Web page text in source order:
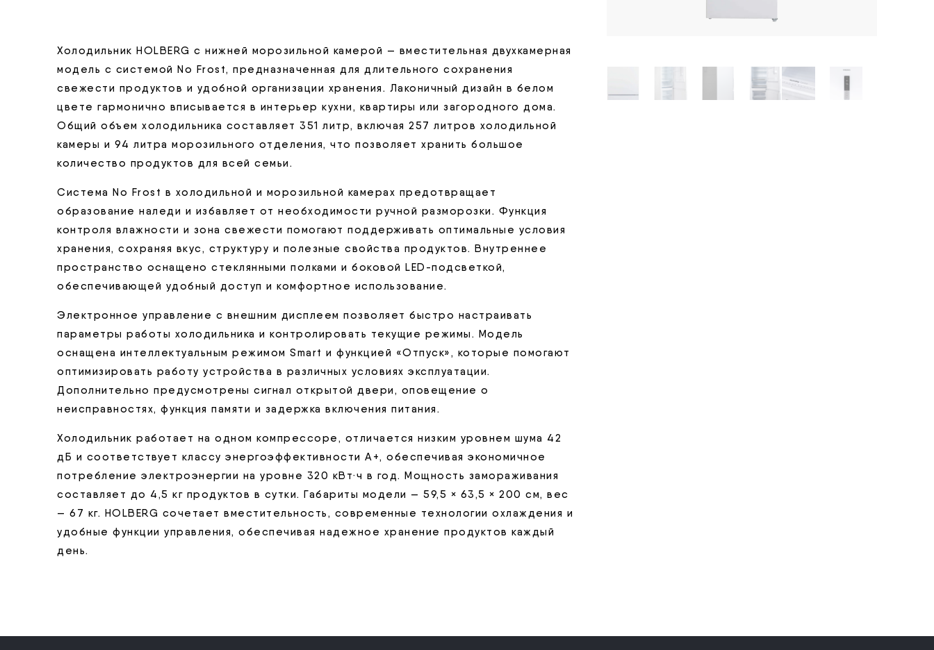
Холодильник HOLBERG с нижней морозильной камерой — вместительная двухкамерная
модель с системой No Frost, предназначенная для длительного сохранения
свежести продуктов и удобной организации хранения. Лаконичный дизайн в белом
цвете гармонично вписывается в интерьер кухни, квартиры или загородного дома.
Общий объем холодильника составляет 351 литр, включая 257 литров холодильной
камеры и 94 литра морозильного отделения, что позволяет хранить большое
количество продуктов для всей семьи.
Система No Frost в холодильной и морозильной камерах предотвращает
образование наледи и избавляет от необходимости ручной разморозки. Функция
контроля влажности и зона свежести помогают поддерживать оптимальные условия
хранения, сохраняя вкус, структуру и полезные свойства продуктов. Внутреннее
пространство оснащено стеклянными полками и боковой LED-подсветкой,
обеспечивающей удобный доступ и комфортное использование.
Электронное управление с внешним дисплеем позволяет быстро настраивать
параметры работы холодильника и контролировать текущие режимы. Модель
оснащена интеллектуальным режимом Smart и функцией «Отпуск», которые помогают
оптимизировать работу устройства в различных условиях эксплуатации.
Дополнительно предусмотрены сигнал открытой двери, оповещение о
неисправностях, функция памяти и задержка включения питания.
Холодильник работает на одном компрессоре, отличается низким уровнем шума 42
дБ и соответствует классу энергоэффективности A+, обеспечивая экономичное
потребление электроэнергии на уровне 320 кВт·ч в год. Мощность замораживания
составляет до 4,5 кг продуктов в сутки. Габариты модели — 59,5 × 63,5 × 200 см, вес
— 67 кг. HOLBERG сочетает вместительность, современные технологии охлаждения и
удобные функции управления, обеспечивая надежное хранение продуктов каждый
день.